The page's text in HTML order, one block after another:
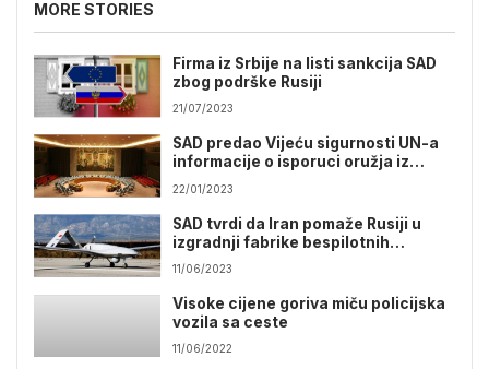
MORE STORIES
Firma iz Srbije na listi sankcija SAD
zbog podrške Rusiji
21/07/2023
SAD predao Vijeću sigurnosti UN-a
informacije o isporuci oružja iz
S.Koreje za Rusiju
22/01/2023
SAD tvrdi da Iran pomaže Rusiji u
izgradnji fabrike bespilotnih
letjelica
11/06/2023
Visoke cijene goriva miču policijska
vozila sa ceste
11/06/2022